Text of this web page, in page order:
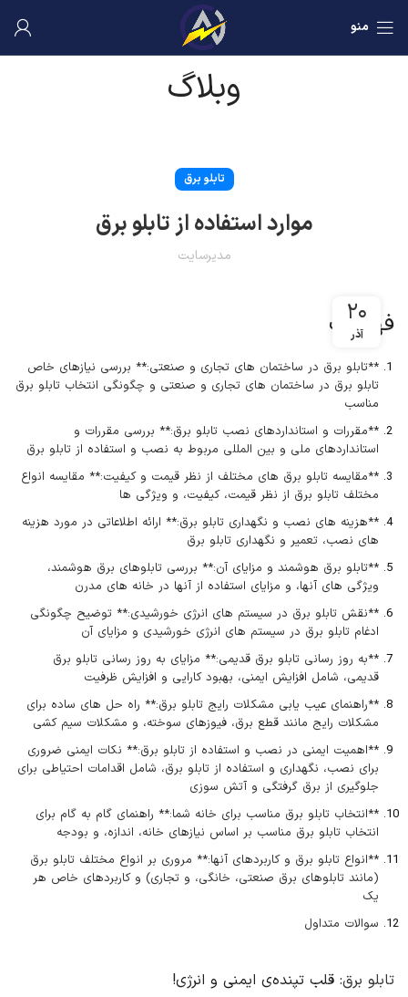
منو
وبلاگ
تابلو برق
موارد استفاده از تابلو برق
مدیرسایت
۲۰
آذر
فهرست
**تابلو برق در ساختمان های تجاری و صنعتی:** بررسی نیازهای خاص
تابلو برق در ساختمان های تجاری و صنعتی و چگونگی انتخاب تابلو برق
مناسب
**مقررات و استانداردهای نصب تابلو برق:** بررسی مقررات و
استانداردهای ملی و بین المللی مربوط به نصب و استفاده از تابلو برق
**مقایسه تابلو برق های مختلف از نظر قیمت و کیفیت:** مقایسه انواع
مختلف تابلو برق از نظر قیمت، کیفیت، و ویژگی ها
**هزینه های نصب و نگهداری تابلو برق:** ارائه اطلاعاتی در مورد هزینه
های نصب، تعمیر و نگهداری تابلو برق
**تابلو برق هوشمند و مزایای آن:** بررسی تابلوهای برق هوشمند،
ویژگی های آنها، و مزایای استفاده از آنها در خانه های مدرن
**نقش تابلو برق در سیستم های انرژی خورشیدی:** توضیح چگونگی
ادغام تابلو برق در سیستم های انرژی خورشیدی و مزایای آن
**به روز رسانی تابلو برق قدیمی:** مزایای به روز رسانی تابلو برق
قدیمی، شامل افزایش ایمنی، بهبود کارایی و افزایش ظرفیت
**راهنمای عیب یابی مشکلات رایج تابلو برق:** راه حل های ساده برای
مشکلات رایج مانند قطع برق، فیوزهای سوخته، و مشکلات سیم کشی
**اهمیت ایمنی در نصب و استفاده از تابلو برق:** نکات ایمنی ضروری
برای نصب، نگهداری و استفاده از تابلو برق، شامل اقدامات احتیاطی برای
جلوگیری از برق گرفتگی و آتش سوزی
**انتخاب تابلو برق مناسب برای خانه شما:** راهنمای گام به گام برای
انتخاب تابلو برق مناسب بر اساس نیازهای خانه، اندازه، و بودجه
**انواع تابلو برق و کاربردهای آنها:** مروری بر انواع مختلف تابلو برق
(مانند تابلوهای برق صنعتی، خانگی، و تجاری) و کاربردهای خاص هر
یک
سوالات متداول
تابلو برق: قلب تپنده‌ی ایمنی و انرژی!